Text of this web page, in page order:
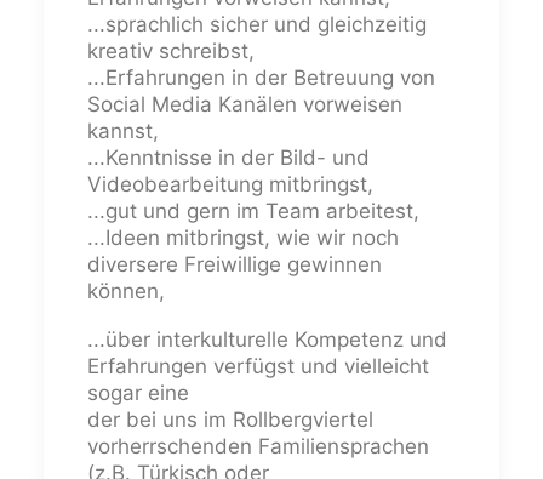
...sprachlich sicher und gleichzeitig
kreativ schreibst,
...Erfahrungen in der Betreuung von
Social Media Kanälen vorweisen
kannst,
...Kenntnisse in der Bild- und
Videobearbeitung mitbringst,
...gut und gern im Team arbeitest,
...Ideen mitbringst, wie wir noch
diversere Freiwillige gewinnen
können,
...über interkulturelle Kompetenz und
Erfahrungen verfügst und vielleicht
sogar eine
der bei uns im Rollbergviertel
vorherrschenden Familiensprachen
(z.B. Türkisch oder